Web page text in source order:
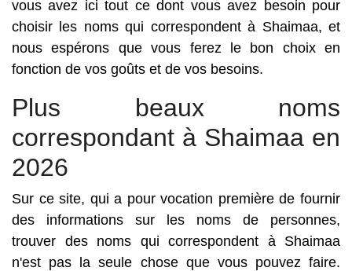
vous avez ici tout ce dont vous avez besoin pour
choisir les noms qui correspondent à Shaimaa, et
nous espérons que vous ferez le bon choix en
fonction de vos goûts et de vos besoins.
Plus beaux noms
correspondant à Shaimaa en
2026
Sur ce site, qui a pour vocation première de fournir
des informations sur les noms de personnes,
trouver des noms qui correspondent à Shaimaa
n'est pas la seule chose que vous pouvez faire.